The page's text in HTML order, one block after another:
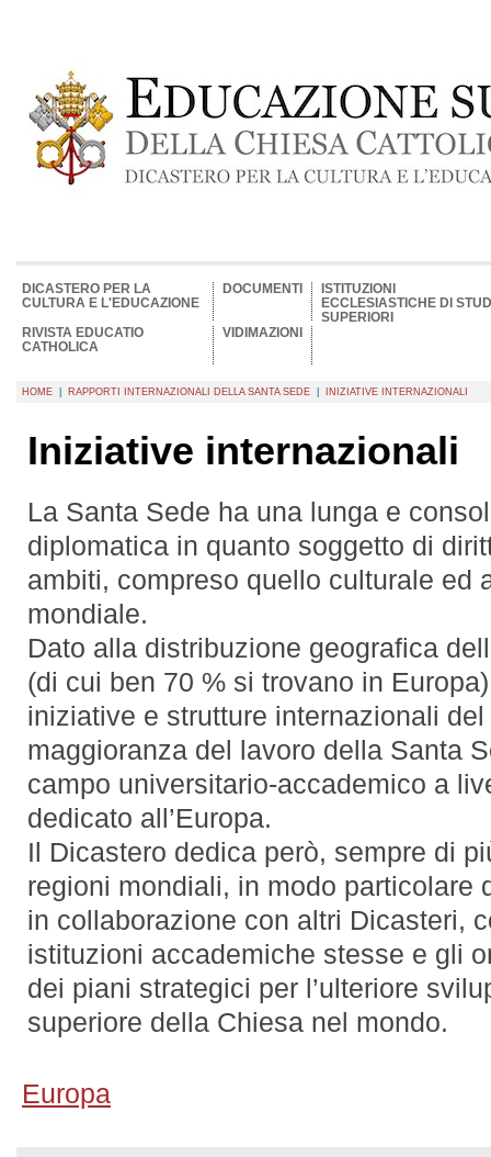
DICASTERO PER LA
CULTURA E L'EDUCAZIONE
DOCUMENTI
ISTITUZIONI
ECCLESIASTICHE DI
SUPERIORI
RIVISTA EDUCATIO
CATHOLICA
VIDIMAZIONI
HOME RAPPORTI INTERNAZIONALI DELLA SANTA SEDE INIZIATIVE INTERNAZIONALI
Iniziative internazionali
La Santa Sede ha una lunga e
diplomatica in quanto soggetto di
ambiti, compreso quello culturale ed
mondiale.
Dato alla distribuzione geografica
(di cui ben 70 % si trovano in
iniziative e strutture internazionali
maggioranza del lavoro della Santa
campo universitario-accademico a
dedicato all’Europa.
Il Dicastero dedica però, sempre di
regioni mondiali, in modo particolare
in collaborazione con altri Dicasteri,
istituzioni accademiche stesse e gli
dei piani strategici per l’ulteriore
superiore della Chiesa nel mondo.
Europa